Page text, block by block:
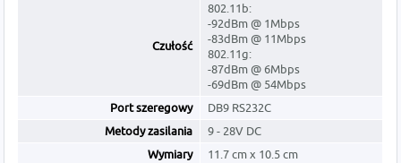
Czułość
802.11b:
-92dBm @ 1Mbps
-83dBm @ 11Mbps
802.11g:
-87dBm @ 6Mbps
-69dBm @ 54Mbps
Port szeregowy
DB9 RS232C
Metody zasilania
9 - 28V DC
Wymiary
11.7 cm x 10.5 cm